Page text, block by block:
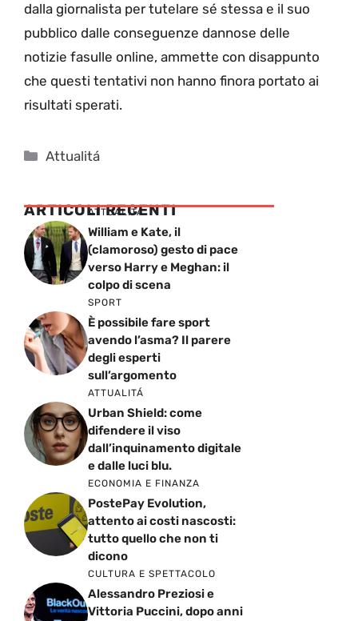
dalla giornalista per tutelare sé stessa e il suo
pubblico dalle conseguenze dannose delle
notizie fasulle online, ammette con disappunto
che questi tentativi non hanno finora portato ai
risultati sperati.
Categorie
Attualitá
ARTICOLI RECENTI
ATTUALITÁ
William e Kate, il
(clamoroso) gesto di pace
verso Harry e Meghan: il
colpo di scena
SPORT
È possibile fare sport
avendo l’asma? Il parere
degli esperti
sull’argomento
ATTUALITÁ
Urban Shield: come
difendere il viso
dall’inquinamento digitale
e dalle luci blu.
ECONOMIA E FINANZA
PostePay Evolution,
attento ai costi nascosti:
tutto quello che non ti
dicono
CULTURA E SPETTACOLO
Alessandro Preziosi e
Vittoria Puccini, dopo anni